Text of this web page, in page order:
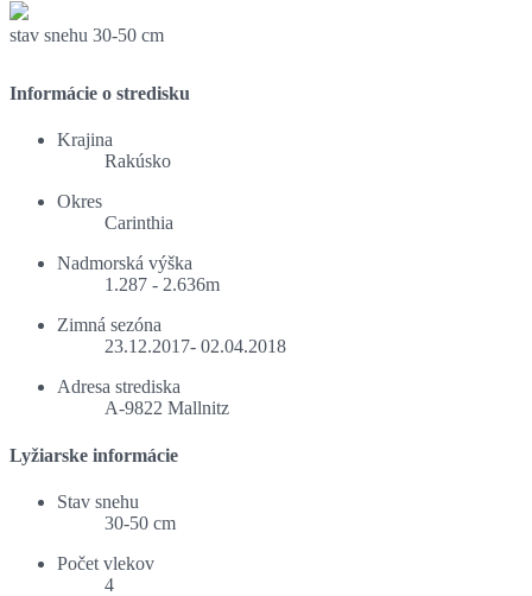
stav snehu 30-50 cm
Informácie o stredisku
Krajina
Rakúsko
Okres
Carinthia
Nadmorská výška
1.287 - 2.636m
Zimná sezóna
23.12.2017- 02.04.2018
Adresa strediska
A-9822 Mallnitz
Lyžiarske informácie
Stav snehu
30-50 cm
Počet vlekov
4